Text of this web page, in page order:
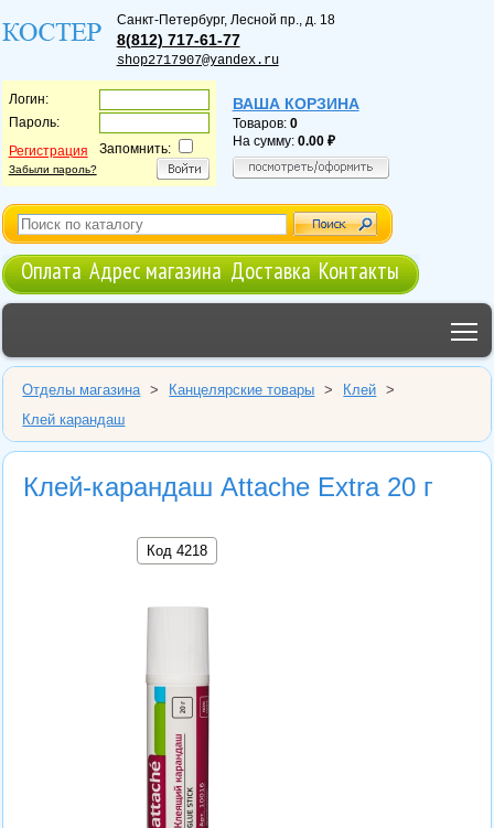
Санкт-Петербург, Лесной пр., д. 18
8(812) 717-61-77
shop2717907@yandex.ru
Логин:
Пароль:
Регистрация
Забыли пароль?
Запомнить:
ВАША КОРЗИНА
Товаров: 0
На сумму: 0.00
Оплата Адрес магазина Доставка Контакты
Отделы магазина > Канцелярские товары > Клей
>
Клей карандаш
Клей-карандаш Attache Extra 20 г
Код 4218